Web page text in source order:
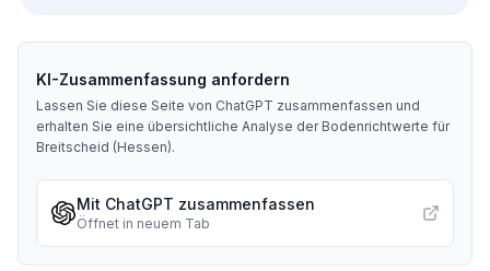
KI-Zusammenfassung anfordern
Lassen Sie diese Seite von ChatGPT zusammenfassen und
erhalten Sie eine übersichtliche Analyse der Bodenrichtwerte für
Breitscheid (Hessen).
Mit ChatGPT zusammenfassen
Öffnet in neuem Tab